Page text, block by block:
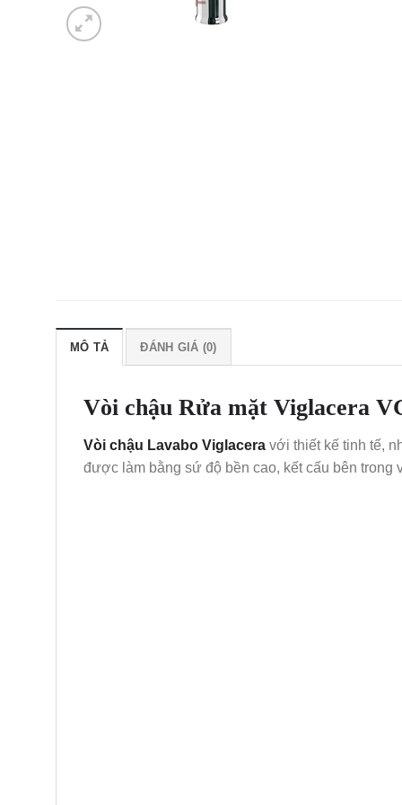
MÔ TẢ ĐÁNH GIÁ (0)
Vòi chậu Rửa mặt Viglacera
Vòi chậu Lavabo Viglacera với thiết kế tinh tế,
được làm bằng sứ độ bền cao, kết cấu bên trong